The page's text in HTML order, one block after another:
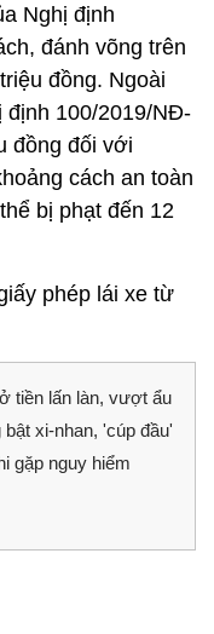
Nghị định
đánh võng trên
đồng. Ngoài
định 100/2019/NĐ-
đồng đối với
cách an toàn
bị phạt đến 12
phép lái xe từ
tiền lấn làn, vượt ẩu
bật xi-nhan, 'cúp đầu'
gặp nguy hiểm